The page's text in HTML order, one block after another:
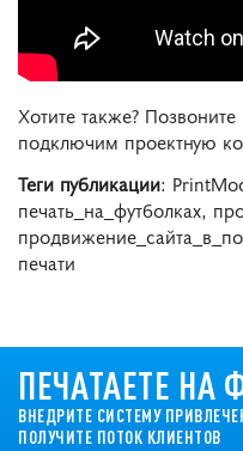
Хотите также?
подключим проектную
Теги публикации:
печать_на_футболках,
печати
ПЕЧАТАЕТЕ НА
ВНЕДРИТЕ СИСТЕМУ
ПОЛУЧИТЕ ПОТОК КЛИЕНТОВ